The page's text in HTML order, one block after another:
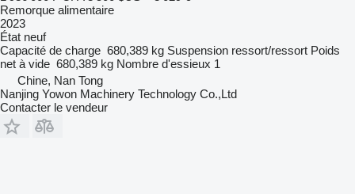
Remorque alimentaire
2023
État neuf
Capacité de charge 680,389 kg Suspension ressort/ressort Poids
net à vide 680,389 kg Nombre d'essieux 1
Chine, Nan Tong
Nanjing Yowon Machinery Technology Co.,Ltd
Contacter le vendeur